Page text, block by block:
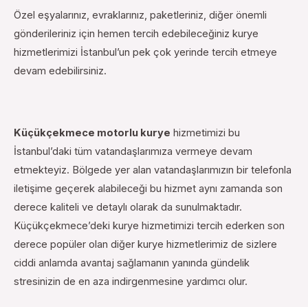
Özel eşyalarınız, evraklarınız, paketleriniz, diğer önemli
gönderileriniz için hemen tercih edebileceğiniz kurye
hizmetlerimizi İstanbul’un pek çok yerinde tercih etmeye
devam edebilirsiniz.
Küçükçekmece motorlu kurye hizmetimizi bu
İstanbul’daki tüm vatandaşlarımıza vermeye devam
etmekteyiz. Bölgede yer alan vatandaşlarımızın bir telefonla
iletişime geçerek alabileceği bu hizmet aynı zamanda son
derece kaliteli ve detaylı olarak da sunulmaktadır.
Küçükçekmece’deki kurye hizmetimizi tercih ederken son
derece popüler olan diğer kurye hizmetlerimiz de sizlere
ciddi anlamda avantaj sağlamanın yanında gündelik
stresinizin de en aza indirgenmesine yardımcı olur.